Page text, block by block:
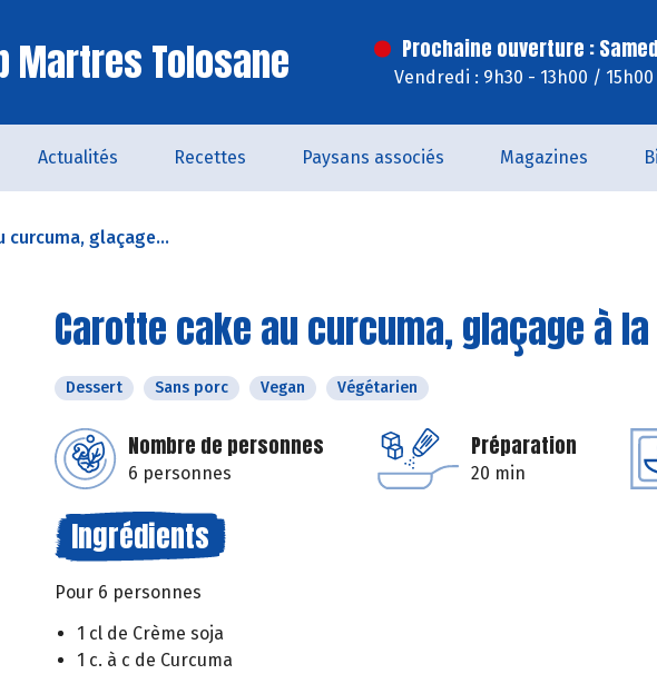
Martres Tolosane Prochaine ouverture :
Vendredi : 9h30 - 13h00 /
Actualités Recettes Paysans associés Magazines
curcuma, glaçage...
Carotte cake au curcuma, glaçage à
Dessert Sans porc Vegan Végétarien
Nombre de personnes
6 personnes
Préparation
20 min
Ingrédients
Pour 6 personnes
1 cl de Crème soja
1 c. à c de Curcuma